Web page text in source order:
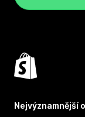
Nejvýznamnější